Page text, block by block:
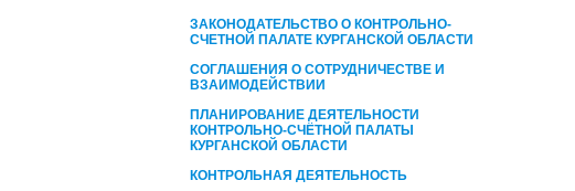
ЗАКОНОДАТЕЛЬСТВО О КОНТРОЛЬНО-
СЧЕТНОЙ ПАЛАТЕ КУРГАНСКОЙ ОБЛАСТИ
СОГЛАШЕНИЯ О СОТРУДНИЧЕСТВЕ И
ВЗАИМОДЕЙСТВИИ
ПЛАНИРОВАНИЕ ДЕЯТЕЛЬНОСТИ
КОНТРОЛЬНО-СЧЁТНОЙ ПАЛАТЫ
КУРГАНCКОЙ ОБЛАСТИ
КОНТРОЛЬНАЯ ДЕЯТЕЛЬНОСТЬ